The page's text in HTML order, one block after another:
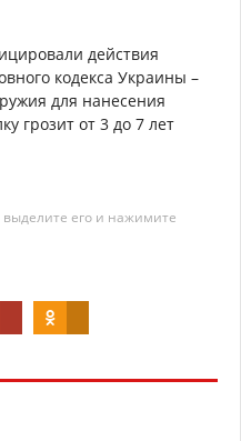
действия
кодекса Украины –
для нанесения
грозит от 3 до 7 лет
выделите его и нажимите